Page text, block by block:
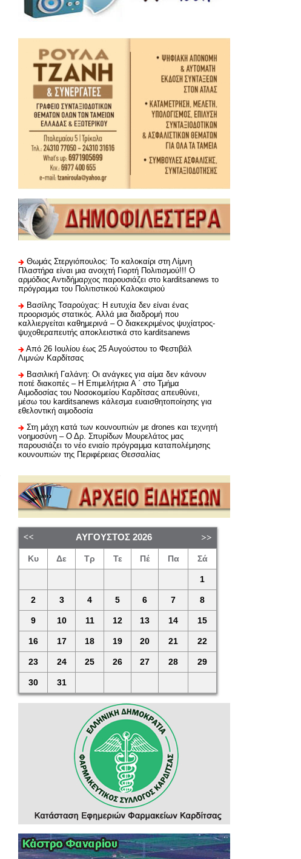
Θωμάς Στεργιόπουλος: Το καλοκαίρι στη Λίμνη
Πλαστήρα είναι μια ανοιχτή Γιορτή Πολιτισμού!!! Ο
αρμόδιος Αντιδήμαρχος παρουσιάζει στο karditsanews το
πρόγραμμα του Πολιτιστικού Καλοκαιριού
Βασίλης Τσαρούχας: Η ευτυχία δεν είναι ένας
προορισμός στατικός. Αλλά μια διαδρομή που
καλλιεργείται καθημερινά – Ο διακεκριμένος ψυχίατρος-
ψυχοθεραπευτής αποκλειστικά στο karditsanews
Από 26 Ιουλίου έως 25 Αυγούστου το Φεστιβάλ
Λιμνών Καρδίτσας
Βασιλική Γαλάνη: Οι ανάγκες για αίμα δεν κάνουν
ποτέ διακοπές – Η Επιμελήτρια Α ΄ στο Τμήμα
Αιμοδοσίας του Νοσοκομείου Καρδίτσας απευθύνει,
μέσω του karditsanews κάλεσμα ευαισθητοποίησης για
εθελοντική αιμοδοσία
Στη μάχη κατά των κουνουπιών με drones και τεχνητή
νοημοσύνη – Ο Δρ. Σπυρίδων Μουρελάτος μας
παρουσιάζει το νέο ενιαίο πρόγραμμα καταπολέμησης
κουνουπιών της Περιφέρειας Θεσσαλίας
ΑΎΓΟΥΣΤΟΣ 2026
Κυ Δε Τρ Τε Πέ Πα Σά
1
2 3 4 5 6 7 8
9 10 11 12 13 14 15
16 17 18 19 20 21 22
23 24 25 26 27 28 29
30 31